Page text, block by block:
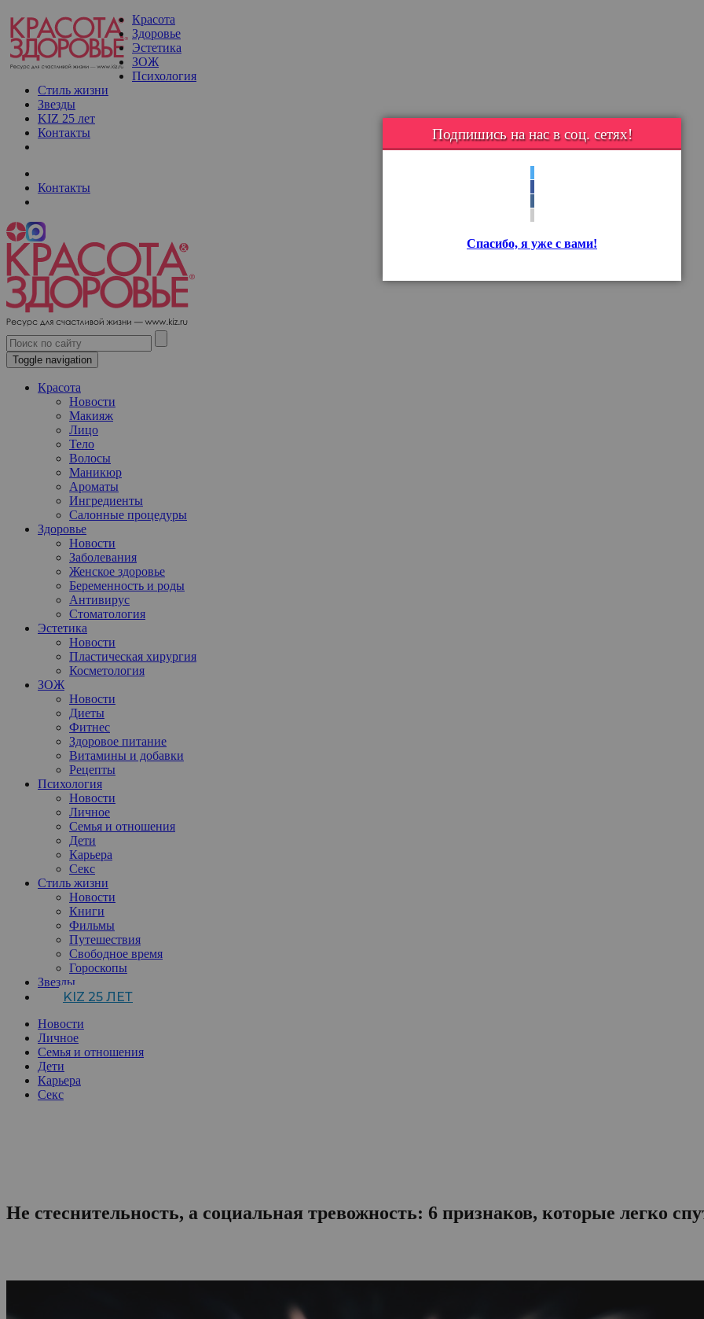
Красота
Здоровье
Эстетика
ЗОЖ
Психология
Стиль жизни
Звезды
KIZ 25 лет
Контакты
Контакты
Toggle navigation
Красота
Новости
Макияж
Лицо
Тело
Волосы
Маникюр
Ароматы
Ингредиенты
Салонные процедуры
Здоровье
Новости
Заболевания
Женское здоровье
Беременность и роды
Антивирус
Стоматология
Эстетика
Новости
Пластическая хирургия
Косметология
ЗОЖ
Новости
Диеты
Фитнес
Здоровое питание
Витамины и добавки
Рецепты
Психология
Новости
Личное
Семья и отношения
Дети
Карьера
Секс
Стиль жизни
Новости
Книги
Фильмы
Путешествия
Свободное время
Гороскопы
Звезды
KIZ 25 ЛЕТ
Новости
Личное
Семья и отношения
Дети
Карьера
Секс
Подпишись на нас в соц. сетях!
Спасибо, я уже с вами!
Не стеснительность, а социальная тревожность: 6 признаков, которые легко